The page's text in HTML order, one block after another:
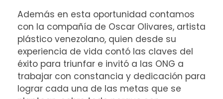
Además en esta oportunidad contamos
con la compañía de Oscar Olivares, artista
plástico venezolano, quien desde su
experiencia de vida contó las claves del
éxito para triunfar e invitó a las ONG a
trabajar con constancia y dedicación para
lograr cada una de las metas que se